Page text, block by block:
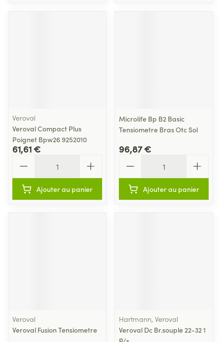
Veroval
Veroval Compact Plus
Poignet Bpw26 9252010
61,61 €
Ajouter au panier
Microlife Bp B2 Basic
Tensiometre Bras Otc Sol
96,87 €
Ajouter au panier
Veroval
Veroval Fusion Tensiometre
Hartmann, Veroval
Veroval Dc Br.souple 22-32 1